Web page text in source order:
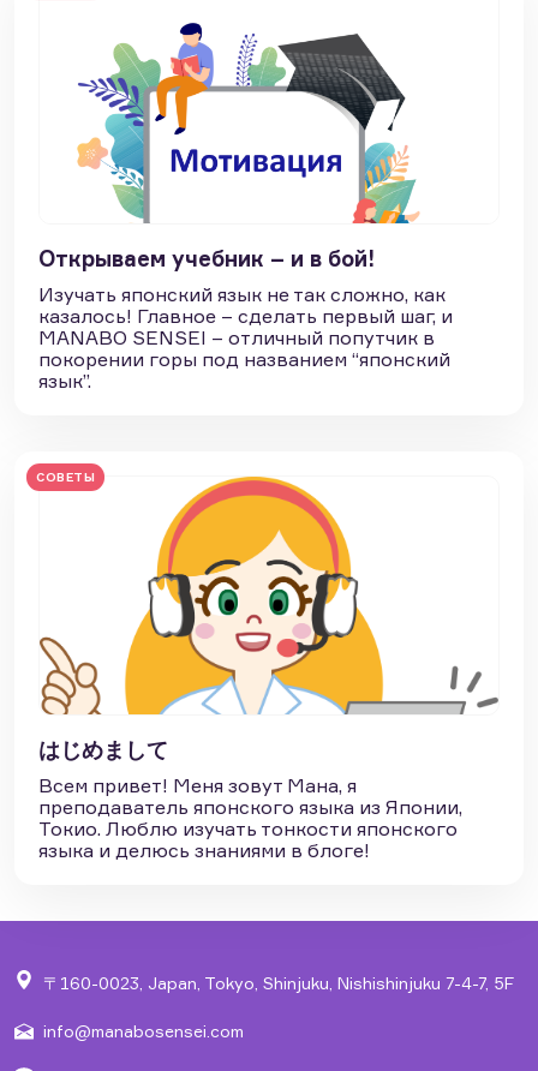
Открываем учебник – и в бой!
Изучать японский язык не так сложно, как
казалось! Главное – сделать первый шаг, и
MANABO SENSEI – отличный попутчик в
покорении горы под названием “японский
язык”.
СОВЕТЫ
はじめまして
Всем привет! Меня зовут Мана, я
преподаватель японского языка из Японии,
Токио. Люблю изучать тонкости японского
языка и делюсь знаниями в блоге!
〒160-0023, Japan, Tokyo, Shinjuku, Nishishinjuku 7-4-7, 5F
info@manabosensei.com